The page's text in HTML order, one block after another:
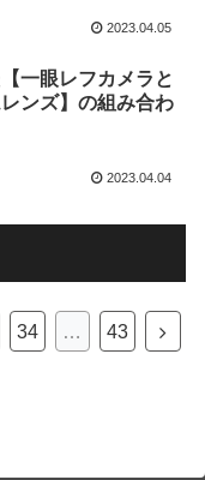
2023.04.05
一眼レフカメラと
ンズ】の組み合わ
2023.04.04
34 … 43
次